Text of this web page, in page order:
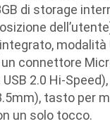
di storage
integrato, modalità
connettore
2.0 Hi-
tasto per
un solo tocco.